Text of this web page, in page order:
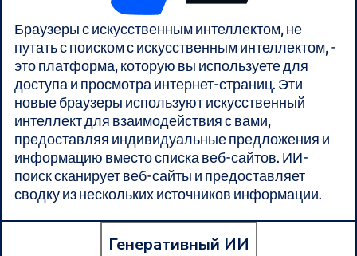
Браузеры с искусственным интеллектом, не
путать с поиском с искусственным интеллектом, -
это платформа, которую вы используете для
доступа и просмотра интернет-страниц. Эти
новые браузеры используют искусственный
интеллект для взаимодействия с вами,
предоставляя индивидуальные предложения и
информацию вместо списка веб-сайтов. ИИ-
поиск сканирует веб-сайты и предоставляет
сводку из нескольких источников информации.
Генеративный ИИ